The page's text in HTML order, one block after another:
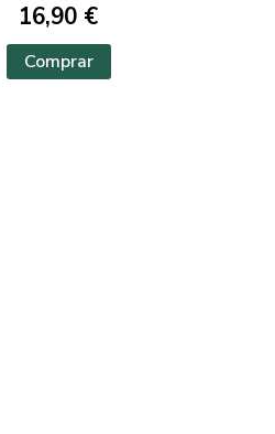
16,90 €
Comprar